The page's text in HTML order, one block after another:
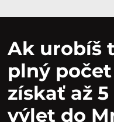
Ak urobíš
plný
získať až
výlet do